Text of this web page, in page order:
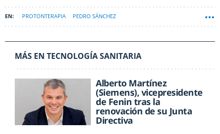
PROTONTERAPIA PEDRO SÁNCHEZ
MÁS EN TECNOLOGÍA SANITARIA
Alberto Martínez
(Siemens), vicepresidente
de Fenin tras la
renovación de su Junta
Directiva